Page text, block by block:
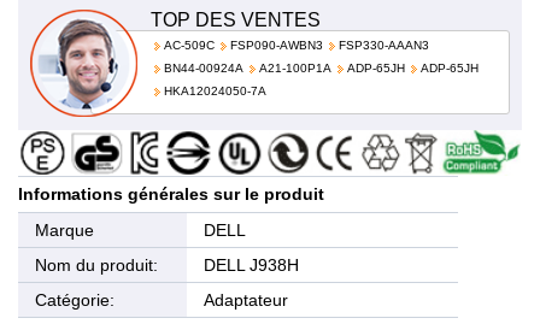
TOP DES VENTES
AC-509C FSP090-AWBN3
FSP330-AAAN3
BN44-00924A
A21-100P1A ADP-65JH
ADP-65JH
HKA12024050-7A
Informations générales sur le produit
Marque
DELL
Nom du produit:
DELL J938H
Catégorie:
Adaptateur